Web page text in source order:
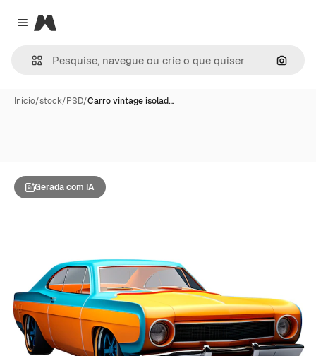
Close menu
Magnific
Início/stock/PSD/Carro vintage isolad…
Gerada com IA